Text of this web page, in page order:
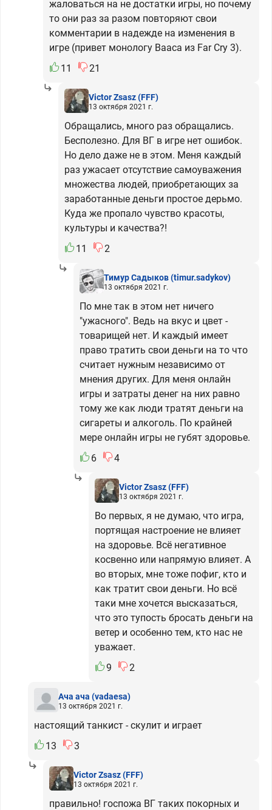
жаловаться на не достатки игры, но почему
то они раз за разом повторяют свои
комментарии в надежде на изменения в
игре (привет монологу Вааса из Far Cry 3).
11
21
Victor Zsasz(FFF)
13 октября 2021 г.
Обращались, много раз обращались.
Бесполезно. Для ВГ в игре нет ошибок.
Но дело даже не в этом. Меня каждый
раз ужасает отсутствие самоуважения
множества людей, приобретающих за
заработанные деньги простое дерьмо.
Куда же пропало чувство красоты,
культуры и качества?!
11
2
Тимур Садыков(timur.sadykov)
13 октября 2021 г.
По мне так в этом нет ничего
"ужасного". Ведь на вкус и цвет -
товарищей нет. И каждый имеет
право тратить свои деньги на то что
считает нужным независимо от
мнения других. Для меня онлайн
игры и затраты денег на них равно
тому же как люди тратят деньги на
сигареты и алкоголь. По крайней
мере онлайн игры не губят здоровье.
6
4
Victor Zsasz(FFF)
13 октября 2021 г.
Во первых, я не думаю, что игра,
портящая настроение не влияет
на здоровье. Всё негативное
косвенно или напрямую влияет. А
во вторых, мне тоже пофиг, кто и
как тратит свои деньги. Но всё
таки мне хочется высказаться,
что это тупость бросать деньги на
ветер и особенно тем, кто нас не
уважает.
9
2
Ача ача (vadaesa)
13 октября 2021 г.
настоящий танкист - скулит и играет
13
3
Victor Zsasz(FFF)
13 октября 2021 г.
правильно! госпожа ВГ таких покорных и